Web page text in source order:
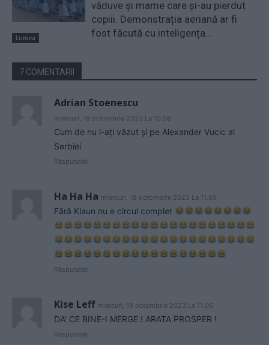
Lumea
văduve și mame care și-au pierdut
copiii. Demonstrația aeriană ar fi
fost făcută cu inteligența...
7 COMENTARII
Adrian Stoenescu
miercuri, 18 octombrie 2023 La 10.58
Cum de nu l-ați văzut și pe Alexander Vucic al
Serbiei
Răspundeți
Ha Ha Ha miercuri, 18 octombrie 2023 La 11.05
Fără Klaun nu e circul complet
Răspundeți
Kise Leff miercuri, 18 octombrie 2023 La 11.06
DA’ CE BINE-I MERGE ! ARATA PROSPER !
Răspundeți